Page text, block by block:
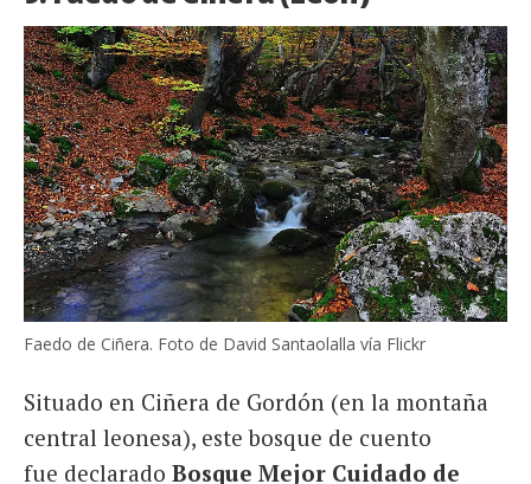
Faedo de Ciñera. Foto de David Santaolalla vía Flickr
Situado en Ciñera de Gordón (en la montaña
central leonesa), este bosque de cuento
fue declarado Bosque Mejor Cuidado de